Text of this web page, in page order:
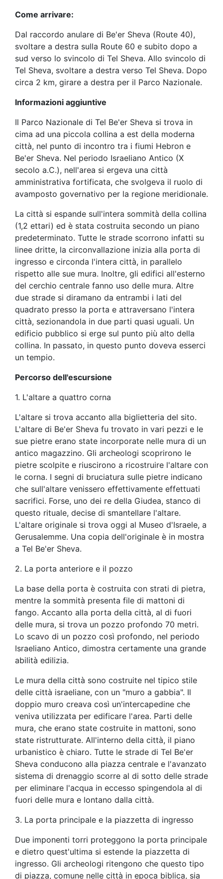
Come arrivare:
Dal raccordo anulare di Be'er Sheva (Route 40),
svoltare a destra sulla Route 60 e subito dopo a
sud verso lo svincolo di Tel Sheva. Allo svincolo di
Tel Sheva, svoltare a destra verso Tel Sheva. Dopo
circa 2 km, girare a destra per il Parco Nazionale.
Informazioni aggiuntive
Il Parco Nazionale di Tel Be'er Sheva si trova in
cima ad una piccola collina a est della moderna
città, nel punto di incontro tra i fiumi Hebron e
Be'er Sheva. Nel periodo Israeliano Antico (X
secolo a.C.), nell'area si ergeva una città
amministrativa fortificata, che svolgeva il ruolo di
avamposto governativo per la regione meridionale.
La città si espande sull'intera sommità della collina
(1,2 ettari) ed è stata costruita secondo un piano
predeterminato. Tutte le strade scorrono infatti su
linee dritte, la circonvallazione inizia alla porta di
ingresso e circonda l'intera città, in parallelo
rispetto alle sue mura. Inoltre, gli edifici all'esterno
del cerchio centrale fanno uso delle mura. Altre
due strade si diramano da entrambi i lati del
quadrato presso la porta e attraversano l'intera
città, sezionandola in due parti quasi uguali. Un
edificio pubblico si erge sul punto più alto della
collina. In passato, in questo punto doveva esserci
un tempio.
Percorso dell'escursione
1. L'altare a quattro corna
L'altare si trova accanto alla biglietteria del sito.
L'altare di Be'er Sheva fu trovato in vari pezzi e le
sue pietre erano state incorporate nelle mura di un
antico magazzino. Gli archeologi scoprirono le
pietre scolpite e riuscirono a ricostruire l'altare con
le corna. I segni di bruciatura sulle pietre indicano
che sull'altare venissero effettivamente effettuati
sacrifici. Forse, uno dei re della Giudea, stanco di
questo rituale, decise di smantellare l'altare.
L'altare originale si trova oggi al Museo d'Israele, a
Gerusalemme. Una copia dell'originale è in mostra
a Tel Be'er Sheva.
2. La porta anteriore e il pozzo
La base della porta è costruita con strati di pietra,
mentre la sommità presenta file di mattoni di
fango. Accanto alla porta della città, al di fuori
delle mura, si trova un pozzo profondo 70 metri.
Lo scavo di un pozzo così profondo, nel periodo
Israeliano Antico, dimostra certamente una grande
abilità edilizia.
Le mura della città sono costruite nel tipico stile
delle città israeliane, con un "muro a gabbia". Il
doppio muro creava così un'intercapedine che
veniva utilizzata per edificare l'area. Parti delle
mura, che erano state costruite in mattoni, sono
state ristrutturate. All'interno della città, il piano
urbanistico è chiaro. Tutte le strade di Tel Be'er
Sheva conducono alla piazza centrale e l'avanzato
sistema di drenaggio scorre al di sotto delle strade
per eliminare l'acqua in eccesso spingendola al di
fuori delle mura e lontano dalla città.
3. La porta principale e la piazzetta di ingresso
Due imponenti torri proteggono la porta principale
e dietro quest'ultima si estende la piazzetta di
ingresso. Gli archeologi ritengono che questo tipo
di piazza, comune nelle città in epoca biblica, sia